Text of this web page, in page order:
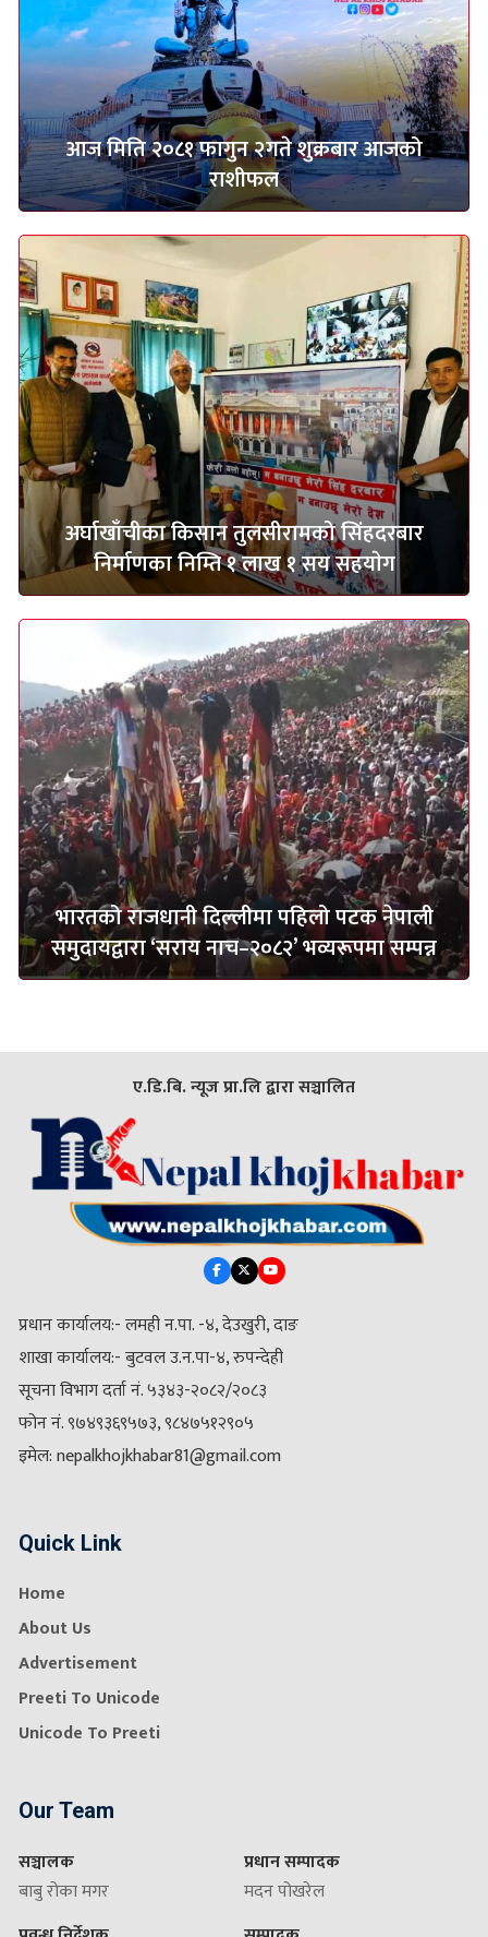
आज मिति २०८१ फागुन २गते शुक्रबार आजको
राशीफल
अर्घाखाँचीका किसान तुलसीरामको सिंहदरबार
निर्माणका निम्ति १ लाख १ सय सहयाेग
भारतको राजधानी दिल्लीमा पहिलो पटक नेपाली
समुदायद्वारा ‘सराय नाच–२०८२’ भव्यरूपमा सम्पन्न
ए.डि.बि. न्यूज प्रा.लि द्वारा सञ्चालित
प्रधान कार्यालय:- लमही न.पा. -४, देउखुरी, दाङ
शाखा कार्यालय:- बुटवल उ.न.पा-४, रुपन्देही
सूचना विभाग दर्ता नं. ५३४३-२०८२/२०८३
फोन नं. ९७४९३६९५७३, ९८४७५१२९०५
इमेल: nepalkhojkhabar81@gmail.com
Quick Link
Home
About Us
Advertisement
Preeti To Unicode
Unicode To Preeti
Our Team
सञ्चालक
बाबु रोका मगर
प्रधान सम्पादक
मदन पोखरेल